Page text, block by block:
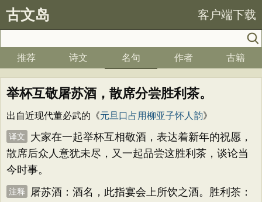
古文岛 客户端下载
推荐 诗文 名句 作者 古籍
举杯互敬屠苏酒，散席分尝胜利茶。
出自近现代董必武的《元旦口占用柳亚子怀人韵》
译文
大家在一起举杯互相敬酒，表达着新年的祝愿，
散席后众人意犹未尽，又一起品尝这胜利茶，谈论当
今时事。
注释
屠苏酒：酒名，此指宴会上所饮之酒。胜利茶：